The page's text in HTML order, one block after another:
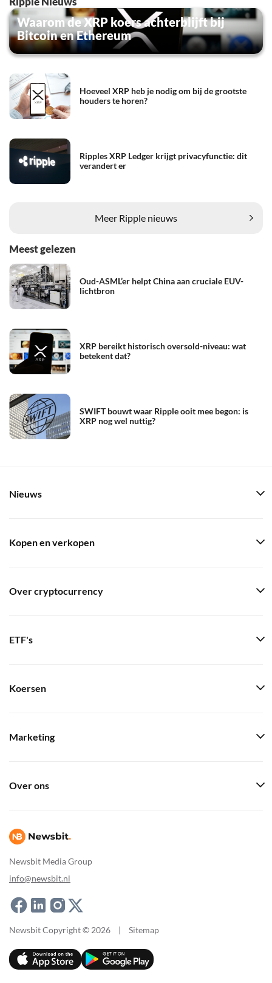
Waarom de XRP koers achterblijft bij
Bitcoin en Ethereum
Hoeveel XRP heb je nodig om bij de grootste
houders te horen?
Ripples XRP Ledger krijgt privacyfunctie: dit
verandert er
Meer Ripple nieuws
Meest gelezen
Oud-ASML’er helpt China aan cruciale EUV-
lichtbron
XRP bereikt historisch oversold-niveau: wat
betekent dat?
SWIFT bouwt waar Ripple ooit mee begon: is
XRP nog wel nuttig?
Newsbit Media Group
info@newsbit.nl
Nieuws
Kopen en verkopen
Over cryptocurrency
ETF's
Koersen
Marketing
Over ons
Newsbit Copyright © 2026 | Sitemap